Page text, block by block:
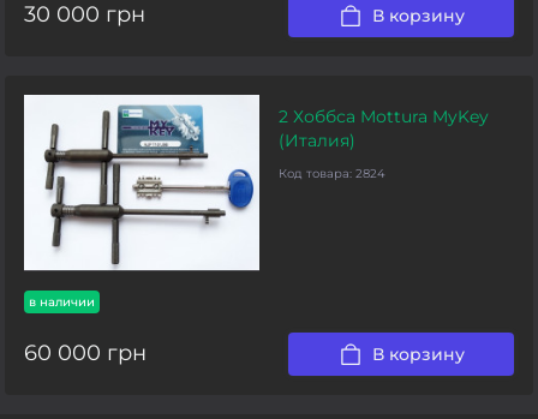
30 000 грн В корзину
в наличии
2 Хоббса Mottura MyKey
(Италия)
Код товара: 2824
60 000 грн В корзину